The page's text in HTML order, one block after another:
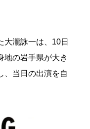
大瀧詠一は、10日
地の岩手県が大き
、当日の出演を自